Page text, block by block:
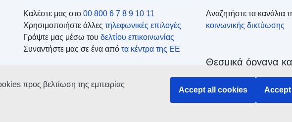
Καλέστε μας στο 00 800 6 7 8 9 10 11
Χρησιμοποιήστε άλλες τηλεφωνικές επιλογές
Γράψτε μας μέσω του δελτίου επικοινωνίας
Συναντήστε μας σε ένα από τα κέντρα της ΕΕ
Αναζητήστε τα κανάλια
κοινωνικής δικτύωσης
Θεσμικά όργανα
Αναζήτηση όλων των
οργάνων και
προς βελτίωση της εμπειρίας
Accept all cookies